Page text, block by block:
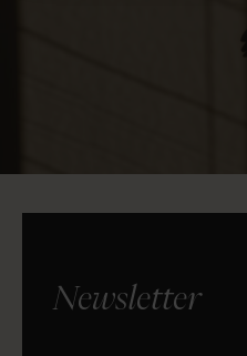
Newsletter